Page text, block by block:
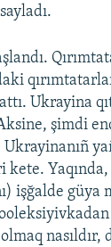
Ukrayina
şimdi
kete.
işğalde güya
nasıldır,